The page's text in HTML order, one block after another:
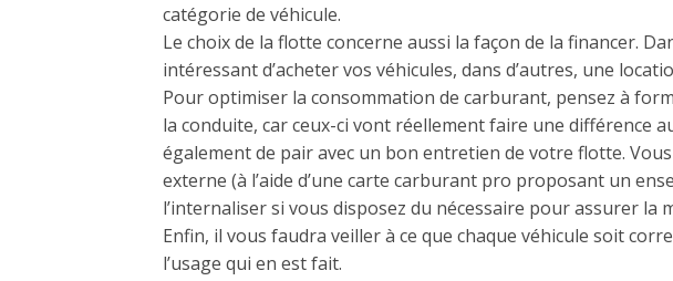
catégorie de véhicule.
Le choix de la flotte concerne aussi la façon de la financer.
intéressant d’acheter vos véhicules, dans d’autres, une
Pour optimiser la consommation de carburant, pensez à
la conduite, car ceux-ci vont réellement faire une différence
également de pair avec un bon entretien de votre flotte.
externe (à l’aide d’une carte carburant pro proposant un
l’internaliser si vous disposez du nécessaire pour assurer la
Enfin, il vous faudra veiller à ce que chaque véhicule soit
l’usage qui en est fait.